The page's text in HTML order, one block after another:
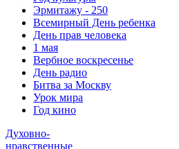
Эрмитажу - 250
Всемирный День ребенка
День прав человека
1 мая
Вербное воскресенье
День радио
Битва за Москву
Урок мира
Год кино
Духовно-
нравственные